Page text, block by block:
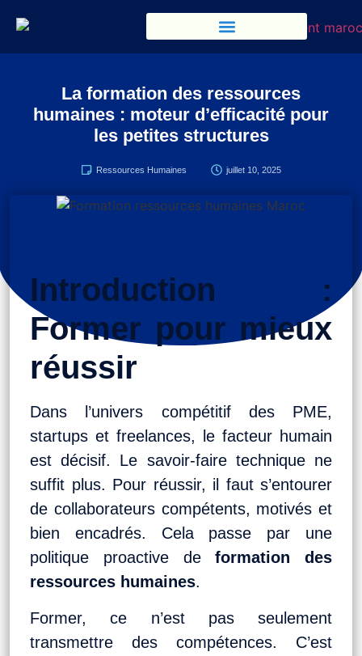
La formation des ressources
humaines : moteur d’efficacité pour
les petites structures
Ressources Humaines juillet 10, 2025
Introduction :
Former pour mieux
réussir
Dans l’univers compétitif des PME,
startups et freelances, le facteur humain
est décisif. Le savoir-faire technique ne
suffit plus. Pour réussir, il faut s’entourer
de collaborateurs compétents, motivés et
bien encadrés. Cela passe par une
politique proactive deformation des
ressources humaines.
Former, ce n’est pas seulement
transmettre des compétences. C’est